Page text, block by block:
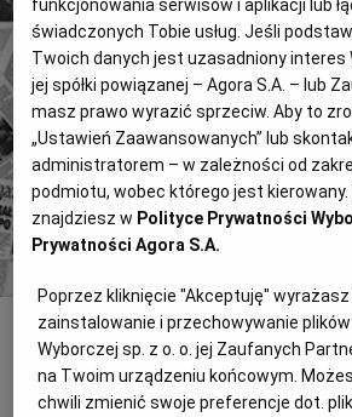
Zyskaj dostęp do
Wyborczej".
Znajdź historie, których
Kup dostęp
lub Zaloguj się
INNE
Przez kłopoty do władzy
funkcjonowania serwisów i aplikacji lub
świadczonych Tobie usług. Jeśli
Twoich danych jest uzasadniony interes
jej spółki powiązanej – Agora S.A. – lub
masz prawo wyrazić sprzeciw. Aby to
„Ustawień Zaawansowanych” lub
administratorem – w zależności od
podmiotu, wobec którego jest
znajdziesz w Polityce Prywatności
Prywatności Agora S.A.
Poprzez kliknięcie "Akceptuję"
zainstalowanie i przechowywanie
Wyborczej sp. z o. o. jej Zaufanych
na Twoim urządzeniu końcowym.
chwili zmienić swoje preferencje dot.